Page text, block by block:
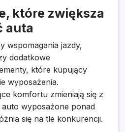
które zwiększa
auta
wspomagania jazdy,
dodatkowe
które kupujący
wyposażenia.
komfortu zmieniają się z
wyposażone ponad
się na tle konkurencji.